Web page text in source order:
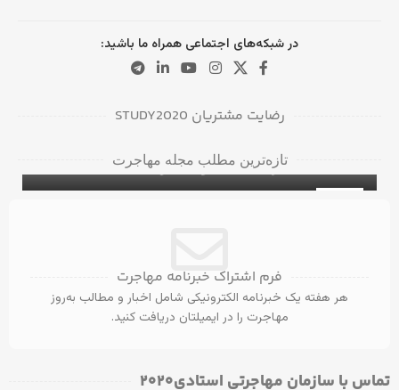
در شبکه‌های اجتماعی همراه ما باشید:
رضایت مشتریان STUDY2020
تازه‌ترین مطلب مجله مهاجرت
برای دانشجویان بین‌المللی
فرم اشتراک خبرنامه مهاجرت
هر هفته یک خبرنامه الکترونیکی شامل اخبار و مطالب به‌روز
مهاجرت را در ایمیلتان دریافت کنید.
تماس با سازمان مهاجرتی استادی۲۰۲۰​